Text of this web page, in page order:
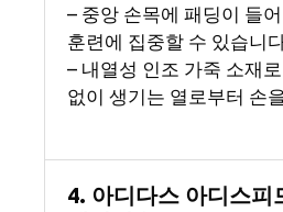
– 중앙 손목에 패딩이 들
훈련에 집중할 수 있습니
– 내열성 인조 가죽 소재
없이 생기는 열로부터 손
4. 아디다스 아디스피